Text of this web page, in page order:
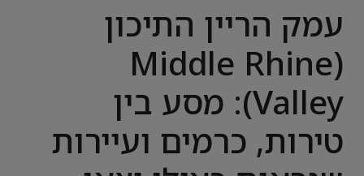
עמק הריין התיכון
(Middle Rhine
Valley): מסע בין
טירות, כרמים ועיירות